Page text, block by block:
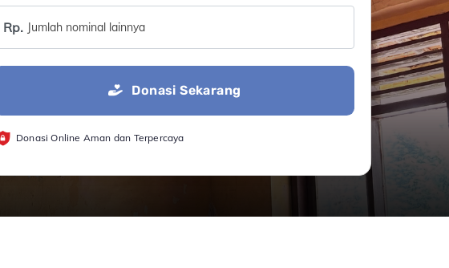
Rp. Jumlah nominal lainnya
Donasi Sekarang
Donasi Online Aman dan Terpercaya